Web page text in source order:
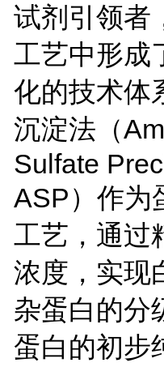
试剂引领者
工艺中形成
化的技术体
沉淀法（
Sulfate
ASP）作为
工艺，通过
浓度，实现
杂蛋白的分
蛋白的初步